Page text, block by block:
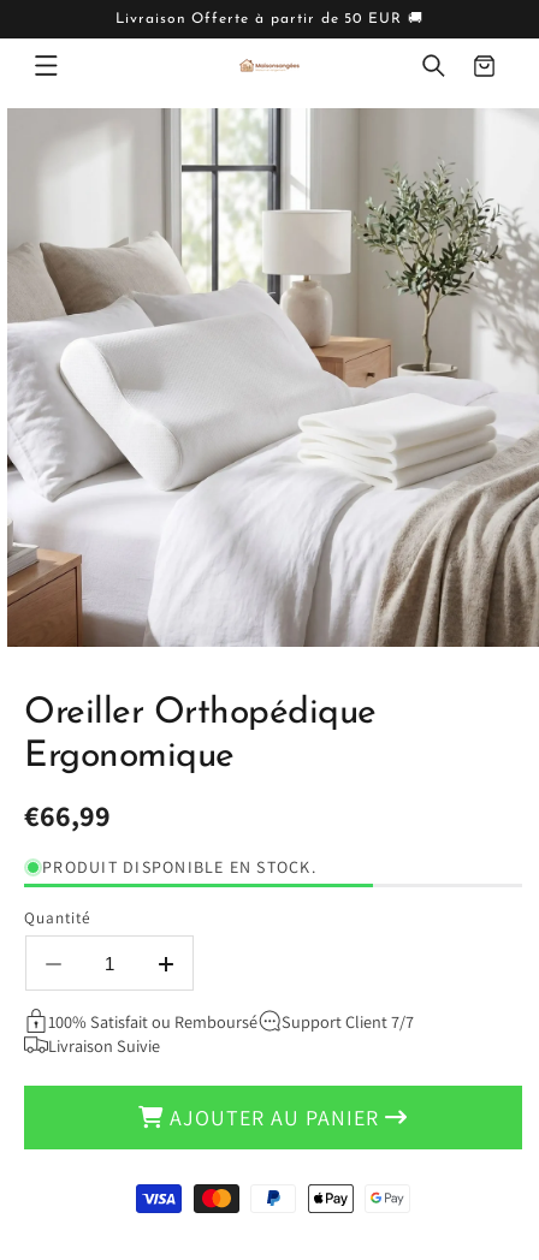
Livraison Offerte à partir de 50 EUR 🚚
Panier
Oreiller Orthopédique
Ergonomique
Prix
habituel
€66,99
PRODUIT DISPONIBLE EN STOCK.
Quantité
Réduire
la
quantité
de
Ergonomique
Augmenter
la
quantité
Ergonomique
100% Satisfait ou Remboursé
Support Client 7/7
Livraison Suivie
AJOUTER AU PANIER